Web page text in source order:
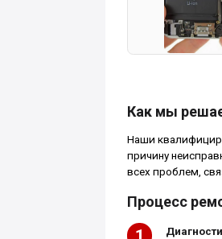
Как мы
Наши
причину
всех проблем,
Процесс